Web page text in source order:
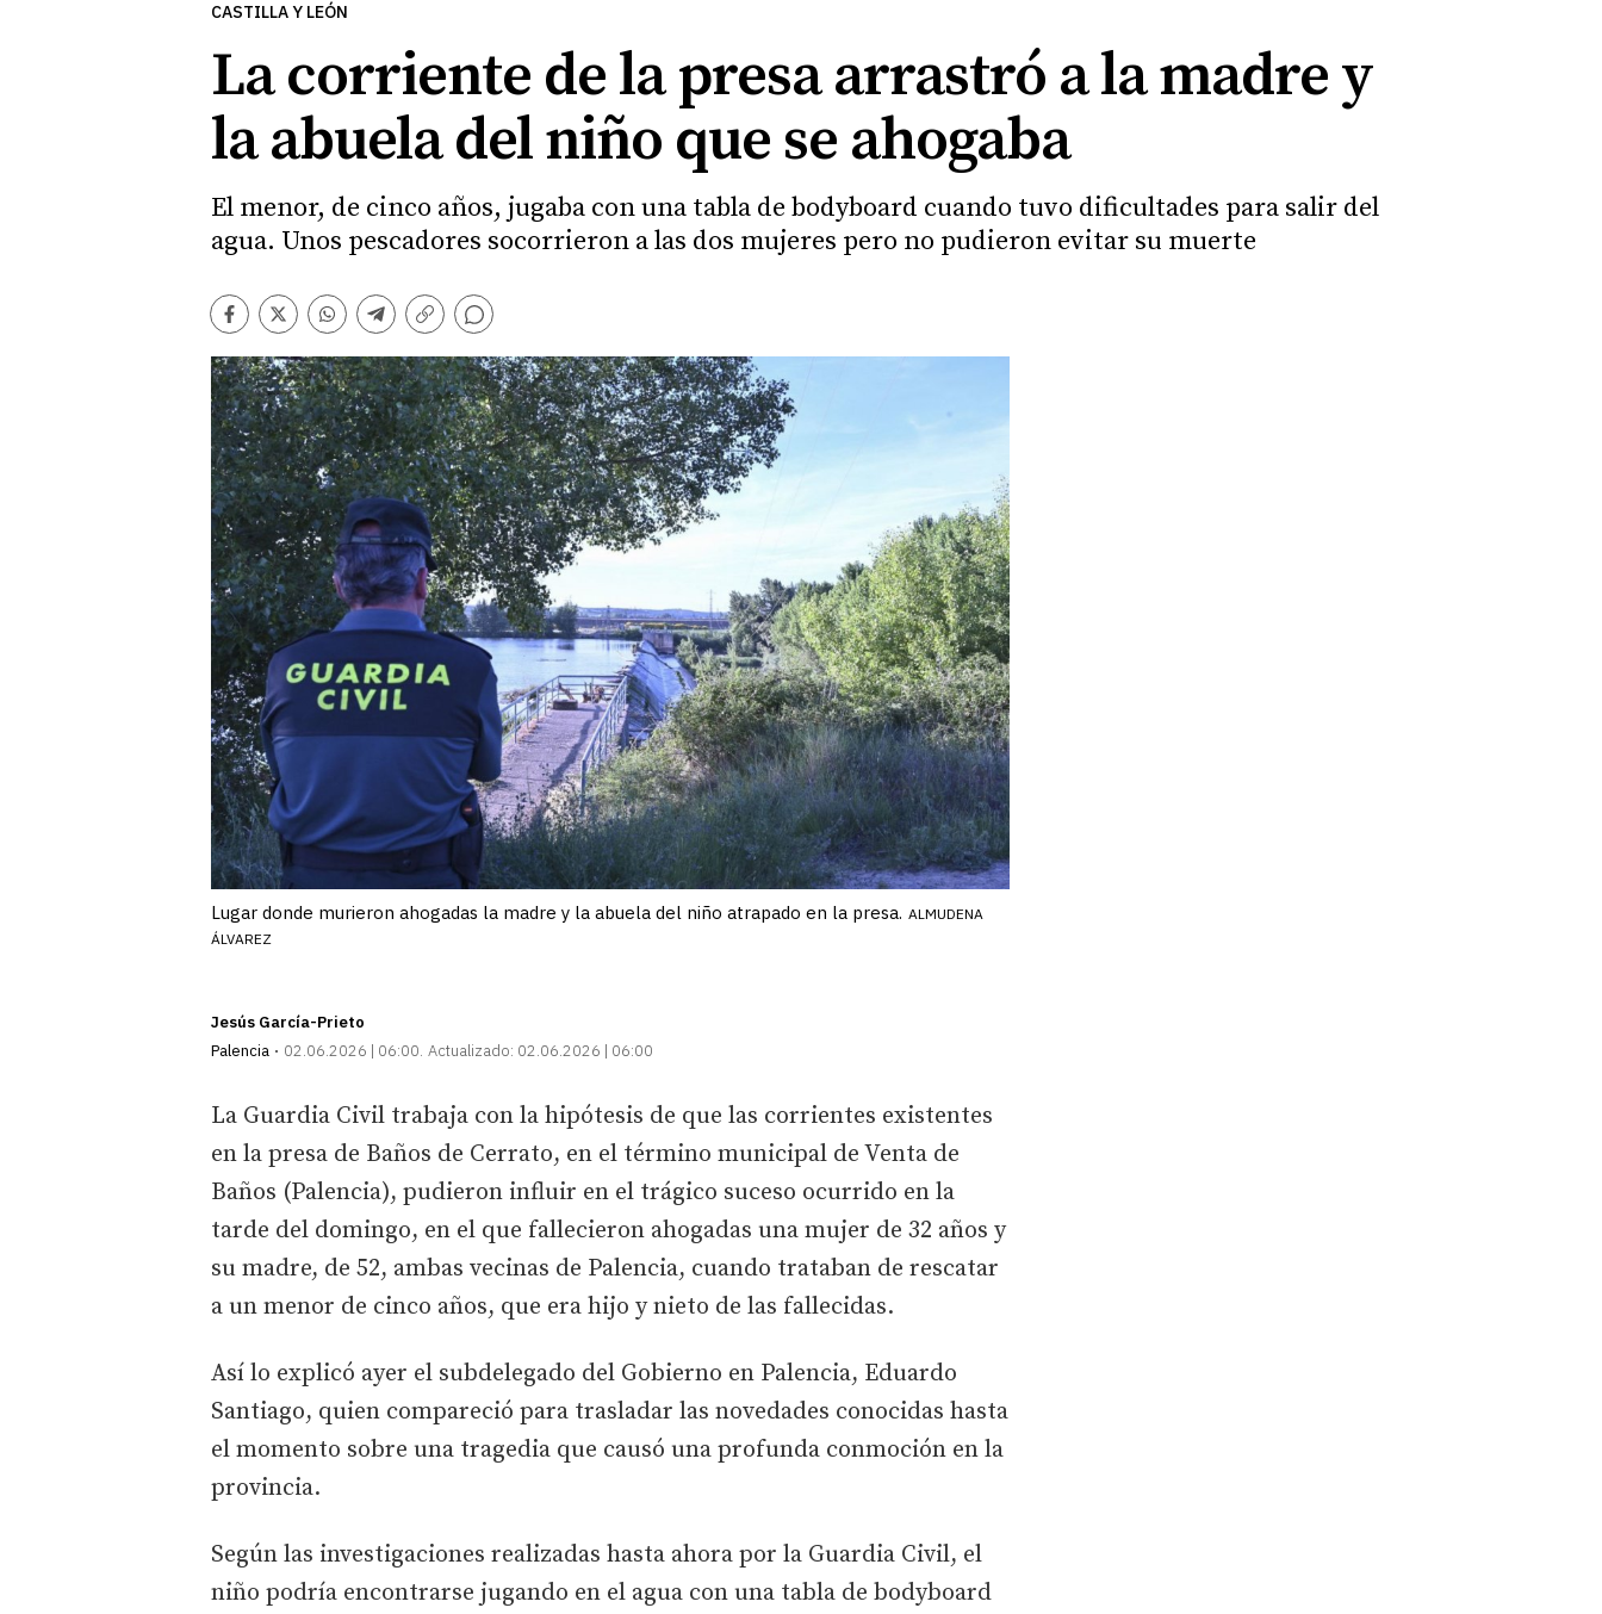
CASTILLA Y LEÓN
La corriente de la presa arrastró a la madre y
la abuela del niño que se ahogaba
El menor, de cinco años, jugaba con una tabla de bodyboard cuando tuvo dificultades para salir del
agua. Unos pescadores socorrieron a las dos mujeres pero no pudieron evitar su muerte
Facebook
TwitterWhatsapp
Telegram
Copiar
enlace
Comentarios
Lugar donde murieron ahogadas la madre y la abuela del niño atrapado en la presa. ALMUDENA
ÁLVAREZ
Jesús García-Prieto
Palencia
02.06.2026 | 06:00 Actualizado: 02.06.2026 | 06:00
La Guardia Civil trabaja con la hipótesis de que las corrientes existentes
en la presa de Baños de Cerrato, en el término municipal de Venta de
Baños (Palencia), pudieron influir en el trágico suceso ocurrido en la
tarde del domingo, en el que fallecieron ahogadas una mujer de 32 años y
su madre, de 52, ambas vecinas de Palencia, cuando trataban de rescatar
a un menor de cinco años, que era hijo y nieto de las fallecidas.
Así lo explicó ayer el subdelegado del Gobierno en Palencia, Eduardo
Santiago, quien compareció para trasladar las novedades conocidas hasta
el momento sobre una tragedia que causó una profunda conmoción en la
provincia.
Según las investigaciones realizadas hasta ahora por la Guardia Civil, el
niño podría encontrarse jugando en el agua con una tabla de bodyboard